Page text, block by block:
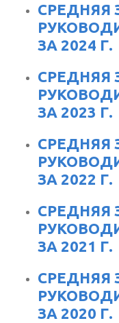
СРЕДНЯЯ
ЗА 2024 Г.
СРЕДНЯЯ
ЗА 2023 Г.
СРЕДНЯЯ
ЗА 2022 Г.
СРЕДНЯЯ
ЗА 2021 Г.
СРЕДНЯЯ
ЗА 2020 Г.